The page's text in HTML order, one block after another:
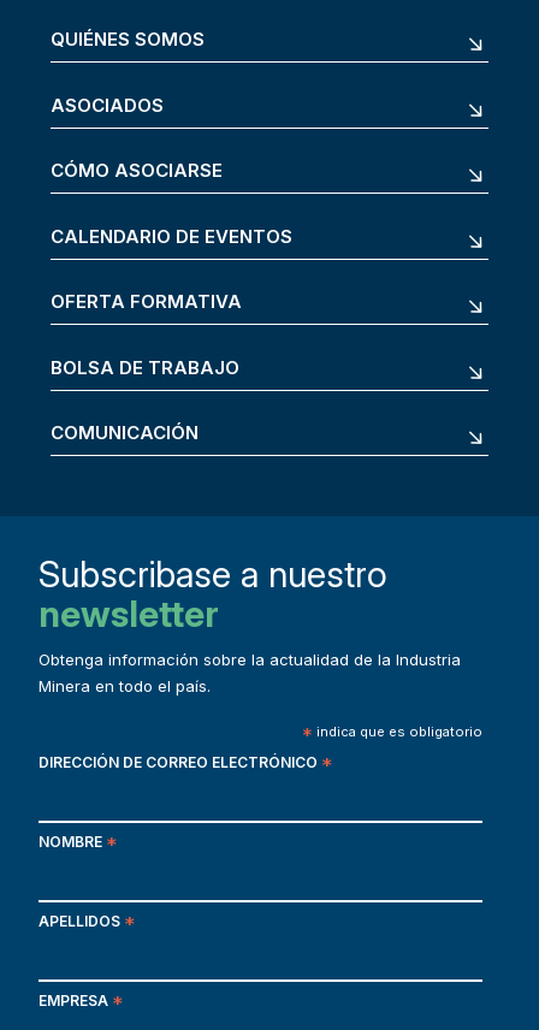
QUIÉNES SOMOS
ASOCIADOS
CÓMO ASOCIARSE
CALENDARIO DE EVENTOS
OFERTA FORMATIVA
BOLSA DE TRABAJO
COMUNICACIÓN
Subscribase a nuestro
newsletter
Obtenga información sobre la actualidad de la Industria
Minera en todo el país.
* indica que es obligatorio
DIRECCIÓN DE CORREO ELECTRÓNICO *
NOMBRE *
APELLIDOS *
EMPRESA *